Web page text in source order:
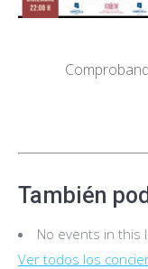
También
No events in this
Ver todos los